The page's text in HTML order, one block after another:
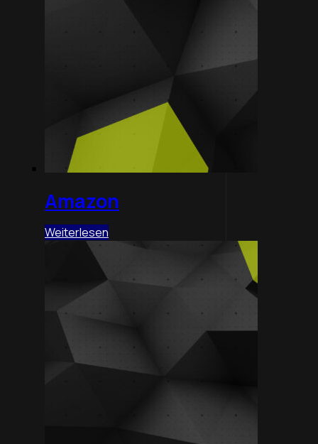
Amazon
Weiterlesen